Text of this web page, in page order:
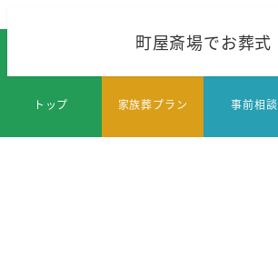
町屋斎場でお葬式
トップ 家族葬プラン 事前相談